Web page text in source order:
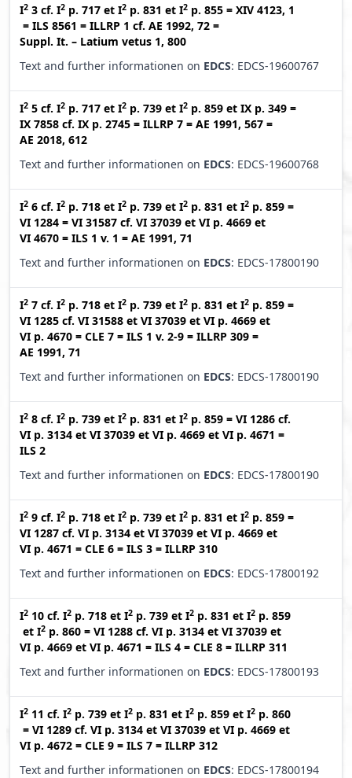
I2 3 cf. I2 p. 717 et I2 p. 831 et I2 p. 855 = XIV 4123, 1
= ILS 8561 = ILLRP 1 cf. AE 1992, 72 =
Suppl. It. – Latium vetus 1, 800
Text and further informationen on EDCS: EDCS-19600767
I2 5 cf. I2 p. 717 et I2 p. 739 et I2 p. 859 et IX p. 349 =
IX 7858 cf. IX p. 2745 = ILLRP 7 = AE 1991, 567 =
AE 2018, 612
Text and further informationen on EDCS: EDCS-19600768
I2 6 cf. I2 p. 718 et I2 p. 739 et I2 p. 831 et I2 p. 859 =
VI 1284 = VI 31587 cf. VI 37039 et VI p. 4669 et
VI 4670 = ILS 1 v. 1 = AE 1991, 71
Text and further informationen on EDCS: EDCS-17800190
I2 7 cf. I2 p. 718 et I2 p. 739 et I2 p. 831 et I2 p. 859 =
VI 1285 cf. VI 31588 et VI 37039 et VI p. 4669 et
VI p. 4670 = CLE 7 = ILS 1 v. 2-9 = ILLRP 309 =
AE 1991, 71
Text and further informationen on EDCS: EDCS-17800190
I2 8 cf. I2 p. 739 et I2 p. 831 et I2 p. 859 = VI 1286 cf.
VI p. 3134 et VI 37039 et VI p. 4669 et VI p. 4671 =
ILS 2
Text and further informationen on EDCS: EDCS-17800190
I2 9 cf. I2 p. 718 et I2 p. 739 et I2 p. 831 et I2 p. 859 =
VI 1287 cf. VI p. 3134 et VI 37039 et VI p. 4669 et
VI p. 4671 = CLE 6 = ILS 3 = ILLRP 310
Text and further informationen on EDCS: EDCS-17800192
I2 10 cf. I2 p. 718 et I2 p. 739 et I2 p. 831 et I2 p. 859
et I2 p. 860 = VI 1288 cf. VI p. 3134 et VI 37039 et
VI p. 4669 et VI p. 4671 = ILS 4 = CLE 8 = ILLRP 311
Text and further informationen on EDCS: EDCS-17800193
I2 11 cf. I2 p. 739 et I2 p. 831 et I2 p. 859 et I2 p. 860
= VI 1289 cf. VI p. 3134 et VI 37039 et VI p. 4669 et
VI p. 4672 = CLE 9 = ILS 7 = ILLRP 312
Text and further informationen on EDCS: EDCS-17800194